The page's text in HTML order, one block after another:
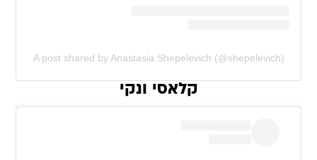
A post shared by Anastasia Shepelevich (@shepelevich)
קלאסי ונקי